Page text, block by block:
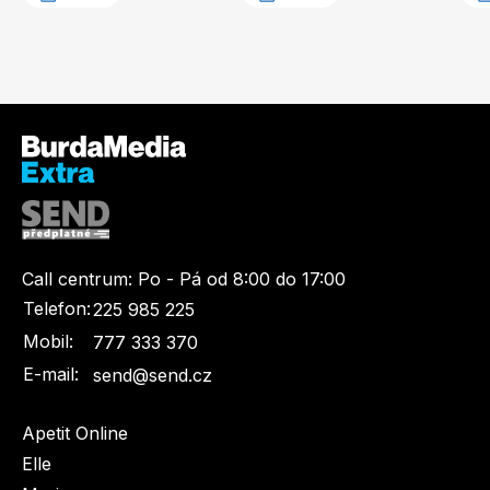
Call centrum: Po - Pá od 8:00 do 17:00
Telefon:225 985 225
Mobil:
777 333 370
E-mail:
send@send.cz
Apetit Online
Elle